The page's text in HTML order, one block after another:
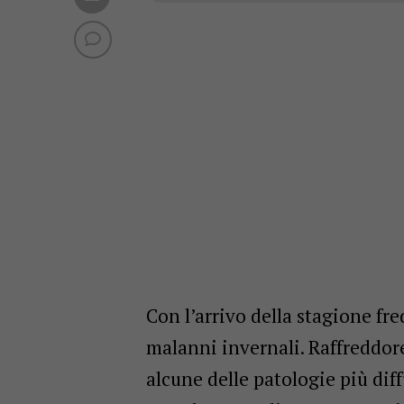
Con l’arrivo della stagione
malanni invernali.
alcune delle patologie più